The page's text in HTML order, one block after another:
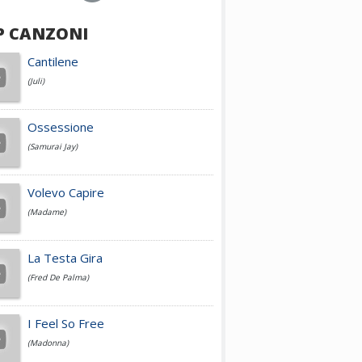
Achille Lauro
Cesare Cremonini
Jovanotti
Fedez
Simone Cristicchi
CANZONI
Cantilene
(Juli)
Ossessione
(Samurai Jay)
Volevo Capire
(Madame)
La Testa Gira
(Fred De Palma)
I Feel So Free
(Madonna)